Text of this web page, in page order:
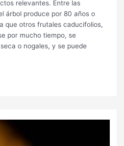
relevantes. Entre las
árbol produce por 80 años o
que otros frutales caducifolios,
por mucho tiempo, se
o nogales, y se puede